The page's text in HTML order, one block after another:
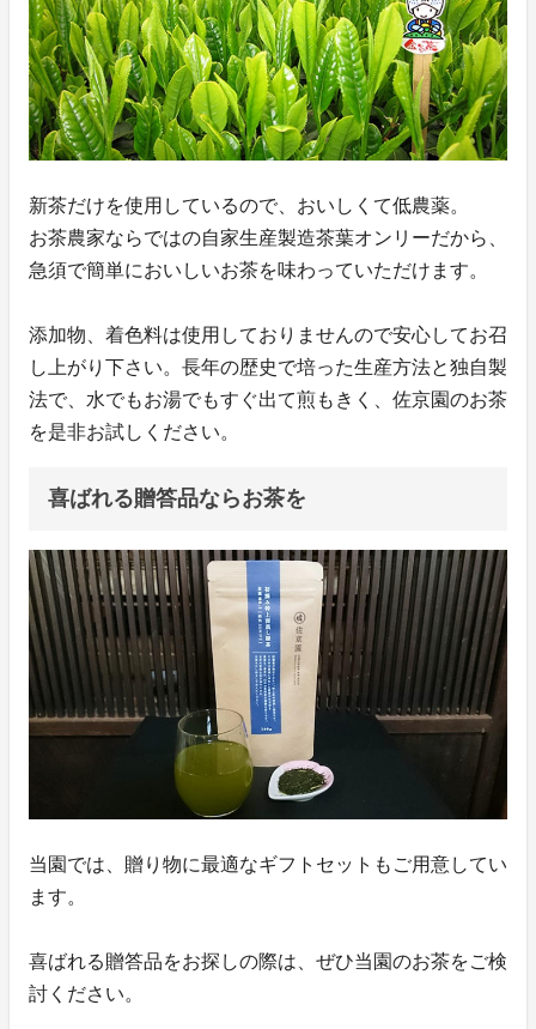
新茶だけを使用しているので、おいしくて低農薬。
お茶農家ならではの自家生産製造茶葉オンリーだから、
急須で簡単においしいお茶を味わっていただけます。
添加物、着色料は使用しておりませんので安心してお召
し上がり下さい。長年の歴史で培った生産方法と独自製
法で、水でもお湯でもすぐ出て煎もきく、佐京園のお茶
を是非お試しください。
喜ばれる贈答品ならお茶を
当園では、贈り物に最適なギフトセットもご用意してい
ます。
喜ばれる贈答品をお探しの際は、ぜひ当園のお茶をご検
討ください。